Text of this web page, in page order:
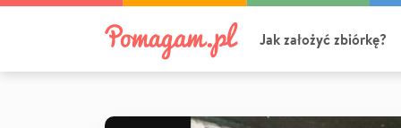
Jak założyć zbiórkę?